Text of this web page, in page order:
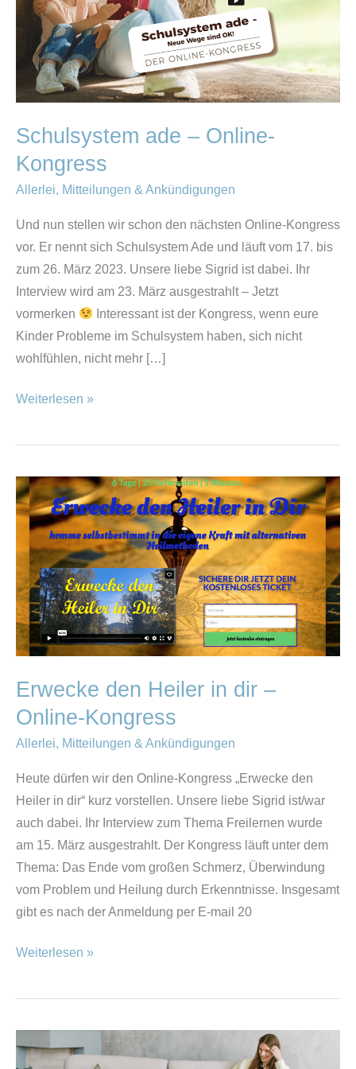
Schulsystem ade – Online-
Kongress
Allerlei, Mitteilungen & Ankündigungen
Und nun stellen wir schon den nächsten Online-Kongress
vor. Er nennt sich Schulsystem Ade und läuft vom 17. bis
zum 26. März 2023. Unsere liebe Sigrid ist dabei. Ihr
Interview wird am 23. März ausgestrahlt – Jetzt
vormerken
Interessant ist der Kongress, wenn eure
Kinder Probleme im Schulsystem haben, sich nicht
wohlfühlen, nicht mehr […]
Weiterlesen »
Erwecke den Heiler in dir –
Online-Kongress
Allerlei, Mitteilungen & Ankündigungen
Heute dürfen wir den Online-Kongress „Erwecke den
Heiler in dir“ kurz vorstellen. Unsere liebe Sigrid ist/war
auch dabei. Ihr Interview zum Thema Freilernen wurde
am 15. März ausgestrahlt. Der Kongress läuft unter dem
Thema: Das Ende vom großen Schmerz, Überwindung
vom Problem und Heilung durch Erkenntnisse. Insgesamt
gibt es nach der Anmeldung per E-mail 20
Erwecke
den
Heiler
in
dir
–
Online-
Kongress
Weiterlesen »
ABC